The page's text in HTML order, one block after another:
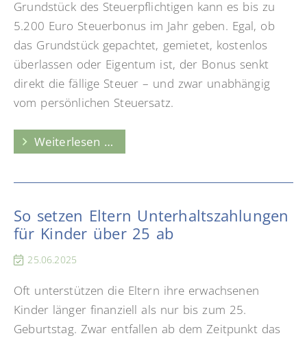
Grundstück des Steuerpflichtigen kann es bis zu
5.200 Euro Steuerbonus im Jahr geben. Egal, ob
das Grundstück gepachtet, gemietet, kostenlos
überlassen oder Eigentum ist, der Bonus senkt
direkt die fällige Steuer – und zwar unabhängig
vom persönlichen Steuersatz.
Weiterlesen …
mit
verschönern
So setzen Eltern Unterhaltszahlungen
für Kinder über 25 ab
25.06.2025
Oft unterstützen die Eltern ihre erwachsenen
Kinder länger finanziell als nur bis zum 25.
Geburtstag. Zwar entfallen ab dem Zeitpunkt das